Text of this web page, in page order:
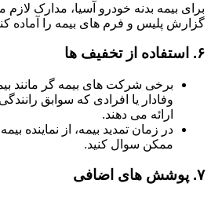
برای بیمه بدنه خودرو آسیا، مدارک لازم
گزارش پلیس و فرم های بیمه را آماده
۶. استفاده از تخفیف ها
برخی شرکت های بیمه گر مانند
وفادار یا افرادی که سوابق
ارائه می دهند.
در زمان تمدید بیمه، از نماینده
ممکن سوال کنید.
۷. پوشش های اضافی